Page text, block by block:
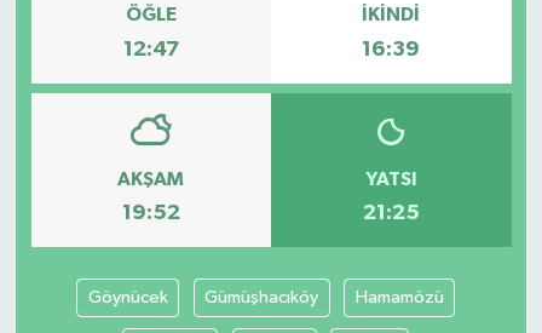
ÖĞLE
12:47
İKINDI
16:39
AKŞAM
19:52
YATSI
21:25
Göynücek Gümüşhacıköy Hamamözü